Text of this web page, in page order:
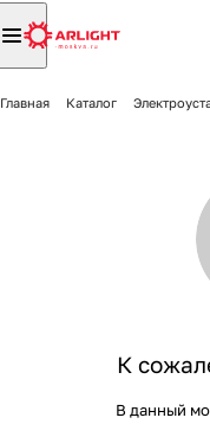
Главная Каталог
К
В данный